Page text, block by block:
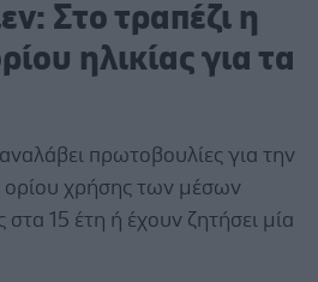
Στο τραπέζι η
ηλικίας για τα
πρωτοβουλίες για την
ορίου χρήσης των μέσων
15 έτη ή έχουν ζητήσει μία